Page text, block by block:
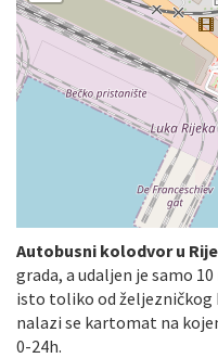
Autobusni kolodvor u
grada, a udaljen je samo
isto toliko od željezničkog
nalazi se kartomat na
0-24h.